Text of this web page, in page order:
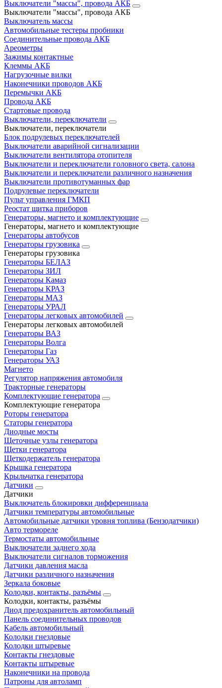
Выключатели "массы", провода АКБ
Выключатели "массы", провода АКБ
Выключатель массы
Автомобильные тестеры пробники
Соединительные провода АКБ
Ареометры
Зажимы контактные
Клеммы АКБ
Нагрузочные вилки
Наконечники проводов АКБ
Перемычки АКБ
Провода АКБ
Стартовые провода
Выключатели, переключатели
Выключатели, переключатели
Блок подрулевых переключателей
Выключатели аварийной сигнализации
Выключатели вентилятора отопителя
Выключатели и переключатели головного света, салона
Выключатели и переключатели различного назначения
Выключатели противотуманных фар
Подрулевые переключатели
Пульт управления ГМКП
Реостат щитка приборов
Генераторы, магнето и комплектующие
Генераторы, магнето и комплектующие
Генераторы автобусов
Генераторы грузовика
Генераторы грузовика
Генераторы БЕЛАЗ
Генераторы ЗИЛ
Генераторы Камаз
Генераторы КРАЗ
Генераторы МАЗ
Генераторы УРАЛ
Генераторы легковых автомобилей
Генераторы легковых автомобилей
Генераторы ВАЗ
Генераторы Волга
Генераторы Газ
Генераторы УАЗ
Магнето
Регулятор напряжения автомобиля
Тракторные генераторы
Комплектующие генератора
Комплектующие генератора
Роторы генератора
Статоры генератора
Диодные мосты
Щеточные узлы генератора
Щетки генератора
Щеткодержатель генератора
Крышка генератора
Крыльчатка генератора
Датчики
Датчики
Выключатель блокировки дифференциала
Датчики температуры автомобильные
Автомобильные датчики уровня топлива (Бензодатчики)
Авто термореле
Термостаты автомобильные
Выключатели заднего хода
Выключатели сигналов торможения
Датчики давления масла
Датчики различного назначения
Зеркала боковые
Колодки, контакты, разъёмы
Колодки, контакты, разъёмы
Диод предохранитель автомобильный
Панель соединительных проводов
Кабель автомобильный
Колодки гнездовые
Колодки штыревые
Контакты гнездовые
Контакты штыревые
Наконечники на провода
Патроны для автоламп